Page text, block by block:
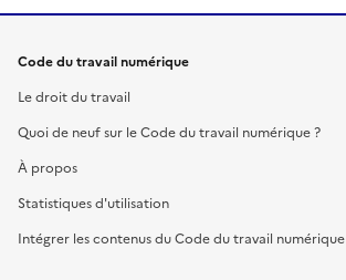
Code du travail numérique
Le droit du travail
Quoi de neuf sur le Code du travail numérique ?
À propos
Statistiques d'utilisation
Intégrer les contenus du Code du travail numérique